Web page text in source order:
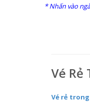
* Nhấn vào
Vé
Vé rẻ